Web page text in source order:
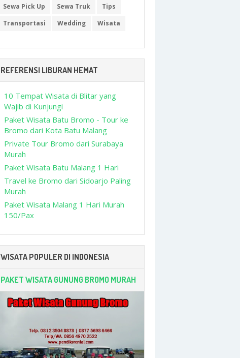
Sewa Pick Up
Sewa Truk
Tips
Transportasi
Wedding Wisata
REFERENSI LIBURAN HEMAT
10 Tempat Wisata di Blitar yang
Wajib di Kunjungi
Paket Wisata Batu Bromo - Tour ke
Bromo dari Kota Batu Malang
Private Tour Bromo dari Surabaya
Murah
Paket Wisata Batu Malang 1 Hari
Travel ke Bromo dari Sidoarjo Paling
Murah
Paket Wisata Malang 1 Hari Murah
150/Pax
WISATA POPULER DI INDONESIA
PAKET WISATA GUNUNG BROMO MURAH